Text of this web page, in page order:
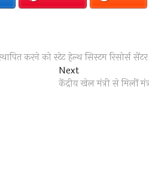
करने को स्टेट हेल्थ सिस्टम रिसोर्स
NextNext
post:
केंद्रीय खेल मंत्री से मिलीं